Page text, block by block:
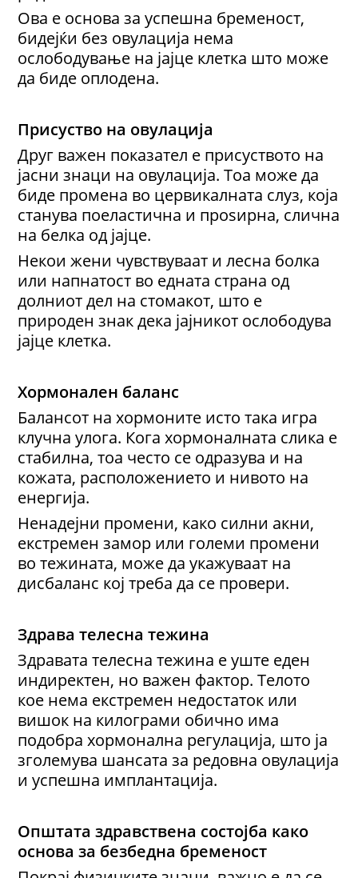
Ова е основа за успешна бременост,
бидејќи без овулација нема
ослободување на јајце клетка што може
да биде оплодена.
Присуство на овулација
Друг важен показател е присуството на
јасни знаци на овулација. Тоа може да
биде промена во цервикалната слуз, која
станува поеластична и проѕирна, слична
на белка од јајце.
Некои жени чувствуваат и лесна болка
или напнатост во едната страна од
долниот дел на стомакот, што е
природен знак дека јајникот ослободува
јајце клетка.
Хормонален баланс
Балансот на хормоните исто така игра
клучна улога. Кога хормоналната слика е
стабилна, тоа често се одразува и на
кожата, расположението и нивото на
енергија.
Ненадејни промени, како силни акни,
екстремен замор или големи промени
во тежината, може да укажуваат на
дисбаланс кој треба да се провери.
Здрава телесна тежина
Здравата телесна тежина е уште еден
индиректен, но важен фактор. Телото
кое нема екстремен недостаток или
вишок на килограми обично има
подобра хормонална регулација, што ја
зголемува шансата за редовна овулација
и успешна имплантација.
Општата здравствена состојба како
основа за безбедна бременост